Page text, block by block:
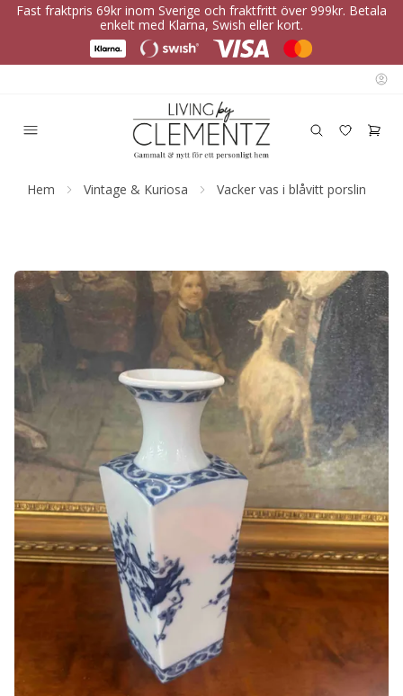
Fast fraktpris 69kr inom Sverige och fraktfritt över 999kr. Betala
enkelt med Klarna, Swish eller kort.
Hem Vintage & Kuriosa Vacker vas i blåvitt porslin